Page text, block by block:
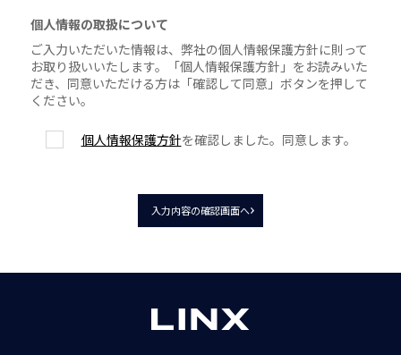
個人情報の取扱について
ご入力いただいた情報は、弊社の個人情報保護方針に則って
お取り扱いいたします。「個人情報保護方針」をお読みいた
だき、同意いただける方は「確認して同意」ボタンを押して
ください。
個人情報保護方針を確認しました。同意します。
入力内容の確認画面へ